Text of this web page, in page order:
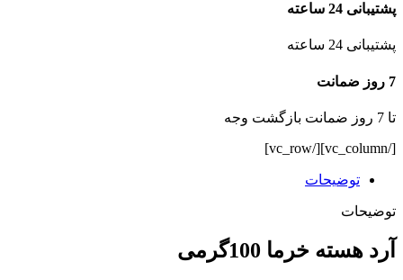
پشتیبانی 24 ساعته
پشتیبانی 24 ساعته
7 روز ضمانت
تا 7 روز ضمانت بازگشت وجه
[/vc_column][/vc_row]
توضیحات
توضیحات
آرد هسته خرما 100گرمی